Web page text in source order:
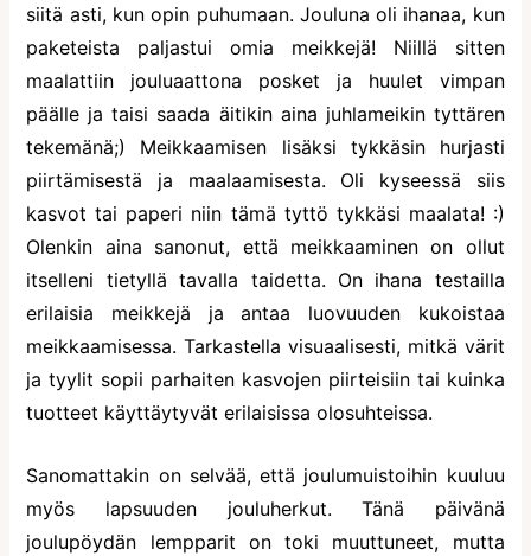
siitä asti, kun opin puhumaan. Jouluna oli ihanaa, kun
paketeista paljastui omia meikkejä! Niillä sitten
maalattiin jouluaattona posket ja huulet vimpan
päälle ja taisi saada äitikin aina juhlameikin tyttären
tekemänä;) Meikkaamisen lisäksi tykkäsin hurjasti
piirtämisestä ja maalaamisesta. Oli kyseessä siis
kasvot tai paperi niin tämä tyttö tykkäsi maalata! :)
Olenkin aina sanonut, että meikkaaminen on ollut
itselleni tietyllä tavalla taidetta. On ihana testailla
erilaisia meikkejä ja antaa luovuuden kukoistaa
meikkaamisessa. Tarkastella visuaalisesti, mitkä värit
ja tyylit sopii parhaiten kasvojen piirteisiin tai kuinka
tuotteet käyttäytyvät erilaisissa olosuhteissa.
Sanomattakin on selvää, että joulumuistoihin kuuluu
myös lapsuuden jouluherkut. Tänä päivänä
joulupöydän lempparit on toki muuttuneet, mutta